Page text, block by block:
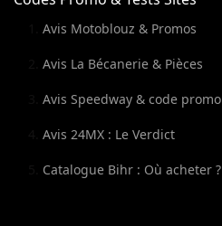
Avis Motoblouz & Promos
Avis La Bécanerie & Pièces
Avis Speedway & code promo
Avis 24MX : Le Verdict
Catalogue Bihr : Où acheter ?